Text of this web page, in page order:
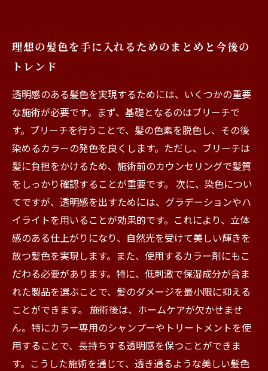
理想の髪色を手に入れるためのまとめと今後の
トレンド
透明感のある髪色を実現するためには、いくつかの重要
な施術が必要です。まず、基礎となるのはブリーチで
す。ブリーチを行うことで、髪の色素を脱色し、その後
染めるカラーの発色を良くします。ただし、ブリーチは
髪に負担をかけるため、施術前のカウンセリングで髪質
をしっかり確認することが重要です。 次に、染色につい
てですが、透明感を出すためには、グラデーションやハ
イライトを用いることが効果的です。これにより、立体
感のある仕上がりになり、自然光を受けて美しい輝きを
放つ髪色を実現します。また、使用するカラー剤にもこ
だわる必要があります。特に、低刺激で保湿成分が含ま
れた製品を選ぶことで、髪のダメージを最小限に抑える
ことができます。 施術後は、ホームケアが欠かせませ
ん。特にカラー専用のシャンプーやトリートメントを使
用することで、長持ちする透明感を保つことができま
す。こうした施術を通じて、透き通るような美しい髪色